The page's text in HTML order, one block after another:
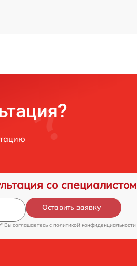
со специалистом
Оставить заявку
Вы соглашаетесь c политикой конфиденциальности